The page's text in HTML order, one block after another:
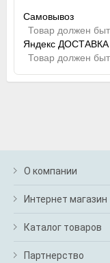
Самовывоз
Товар должен
Яндекс ДОСТАВКА
Товар должен
О компании
Интернет магазин
Каталог товаров
Партнерство